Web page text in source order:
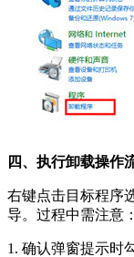
四、执行卸载操作
右键点击目标程序
导。过程中需注意：
1. 确认弹窗提示时